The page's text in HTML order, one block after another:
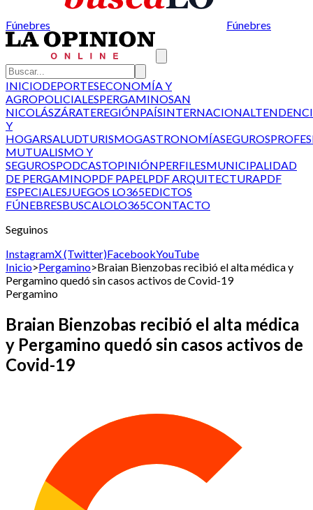
Fúnebres Fúnebres
INICIODEPORTESECONOMÍA Y
AGROPOLICIALESPERGAMINOSAN
NICOLÁSZÁRATEREGIÓNPAÍSINTERNACIONAL
Y
HOGARSALUDTURISMOGASTRONOMÍASEGUROS
MUTUALISMO Y
SEGUROSPODCASTOPINIÓNPERFILESMUNICIPALIDAD
DE PERGAMINOPDF PAPELPDF ARQUITECTURAPDF
ESPECIALESJUEGOS LO365EDICTOS
FÚNEBRESBUSCALOLO365CONTACTO
Seguinos
InstagramX (Twitter)FacebookYouTube
Inicio>Pergamino>Braian Bienzobas recibió el alta médica y
Pergamino quedó sin casos activos de Covid-19
Pergamino
Braian Bienzobas recibió el alta médica
y Pergamino quedó sin casos activos de
Covid-19